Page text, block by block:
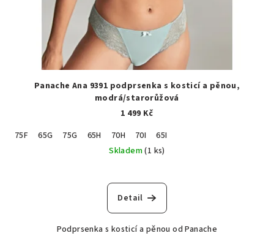
Panache Ana 9391 podprsenka s kosticí a pěnou,
modrá/starorůžová
1 499 Kč
75F
65G 75G 65H 70H 70I
65I
Skladem(1 ks)
Detail
Podprsenka s kosticí a pěnou od Panache